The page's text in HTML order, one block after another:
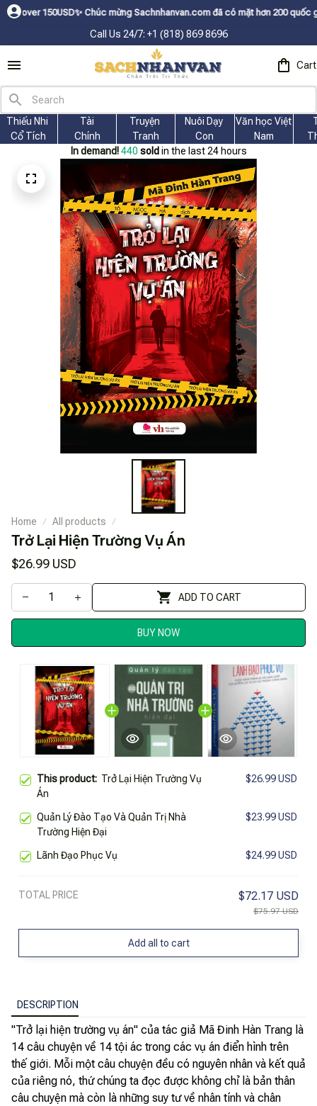
Chúc mừng Sachnhanvan.com đã có mặt hơn 200 quốc gia như Mỹ,
Call Us 24/7: +1 (818) 869 8696
Cart
Thiếu Nhi
Cổ Tích
Tài
Chính
Truyện
Tranh
Nuôi Dạy
Con
Văn học Việt
Nam
In demand! 440 sold in the last 24 hours
Home All products
Trở Lại Hiện Trường Vụ Án
$26.99 USD
ADD TO CART
BUY NOW
This product: Trở Lại Hiện Trường Vụ
Án
$26.99 USD
Quản Lý Đào Tạo Và Quản Trị Nhà
Trường Hiện Đại
$23.99 USD
Lãnh Đạo Phục Vụ $24.99 USD
TOTAL PRICE $72.17 USD
$75.97 USD
Add all to cart
DESCRIPTION
"Trở lại hiện trường vụ án" của tác giả Mã Đinh Hàn Trang là
14 câu chuyện về 14 tội ác trong các vụ án điển hình trên
thế giới. Mỗi một câu chuyện đều có nguyên nhân và kết quả
của riêng nó, thứ chúng ta đọc được không chỉ là bản thân
câu chuyện mà còn là những suy tư về nhân tính và chân